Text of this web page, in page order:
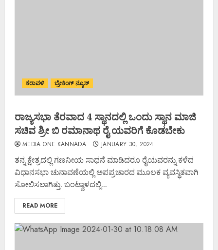
ಕರಾವಳಿ ಬ್ರೇಕಿಂಗ್ ನ್ಯೂಸ್
ರಾಜ್ಯಸಭಾ ತೆರವಾದ 4 ಸ್ಥಾನದಲ್ಲಿ ಒಂದು ಸ್ಥಾನ ಮಾಜಿ
ಸಚಿವ ಶ್ರೀ ಬಿ ರಮಾನಾಥ ರೈ ಯವರಿಗೆ ಕೊಡಬೇಕು
MEDIA ONE KANNADA JANUARY 30, 2024
ತನ್ನ ಕ್ಷೇತ್ರದಲ್ಲಿ ಗಣನೀಯ ಸಾಧನೆ ಮಾಡಿದರೂ ರೈಯವರನ್ನು ಕಳೆದ
ವಿಧಾನಸಭಾ ಚುನಾವಣೆಯಲ್ಲಿ ಅಪಪ್ರಚಾರದ ಮೂಲಕ ವ್ಯವಸ್ಥಿತವಾಗಿ
ಸೋಲಿಸಲಾಗಿತ್ತು. ಬಂಟ್ವಾಳದಲ್ಲಿ...
READ MORE